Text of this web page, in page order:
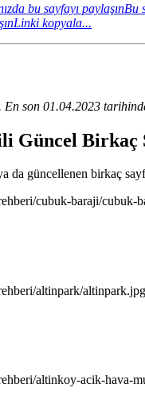
bu sayfayı paylaşınBu
Linki kopyala...
son 01.04.2023
Güncel Birkaç
güncellenen birkaç
cubuk-baraji/cubuk-
altinpark/
altinkoy-acik-hava-